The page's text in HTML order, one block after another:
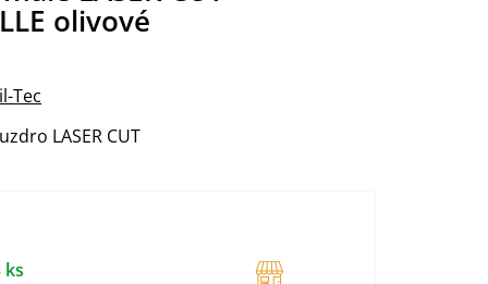
LASER CUT
olivové
Tec
ks